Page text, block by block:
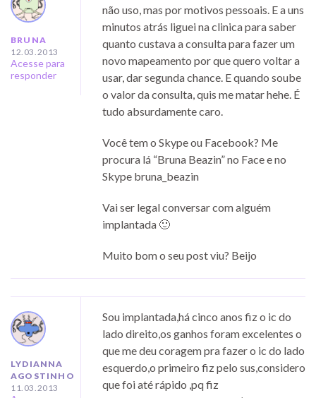
BRUNA
12.03.2013
Acesse para
responder
não uso, mas por motivos pessoais. E a uns
minutos atrás liguei na clinica para saber
quanto custava a consulta para fazer um
novo mapeamento por que quero voltar a
usar, dar segunda chance. E quando soube
o valor da consulta, quis me matar hehe. É
tudo absurdamente caro.
Você tem o Skype ou Facebook? Me
procura lá “Bruna Beazin” no Face e no
Skype bruna_beazin
Vai ser legal conversar com alguém
implantada 🙂
Muito bom o seu post viu? Beijo
LYDIANNA
AGOSTINHO
11.03.2013
Sou implantada,há cinco anos fiz o ic do
lado direito,os ganhos foram excelentes o
que me deu coragem pra fazer o ic do lado
esquerdo,o primeiro fiz pelo sus,considero
que foi até rápido ,pq fiz